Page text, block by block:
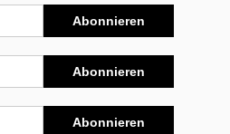
Abonnieren
Abonnieren
Abonnieren